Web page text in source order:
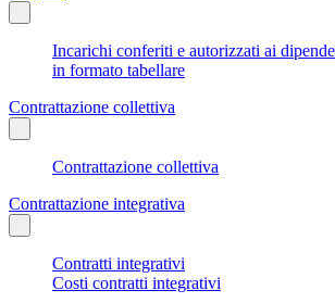
Incarichi conferiti e autorizzati ai
in formato tabellare
Contrattazione collettiva
Contrattazione collettiva
Contrattazione integrativa
Contratti integrativi
Costi contratti integrativi